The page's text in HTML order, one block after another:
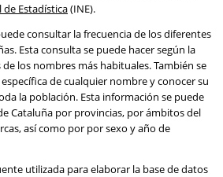
Estadística(INE).
consultar la frecuencia de los diferentes
Esta consulta se puede hacer según la
los nombres más habituales. También se
de cualquier nombre y conocer su
la población. Esta información se puede
Cataluña por provincias, por ámbitos del
así como por por sexo y año de
utilizada para elaborar la base de datos